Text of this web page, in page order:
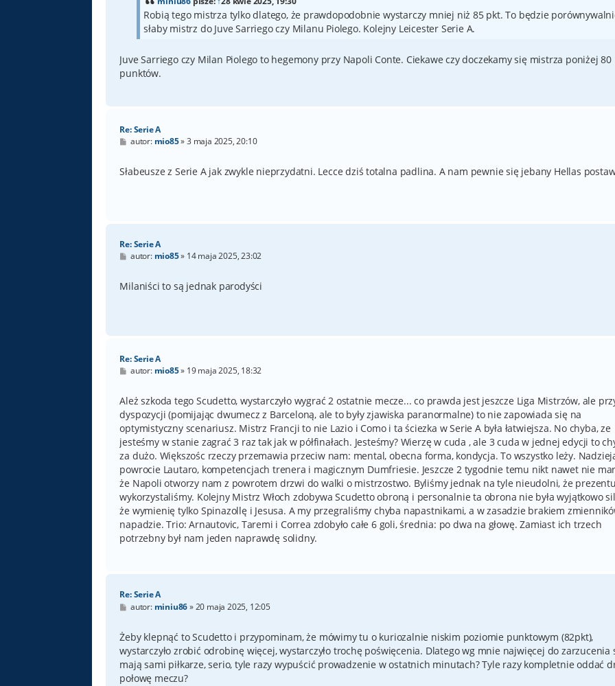
Robią tego mistrza tylko dlatego, że prawdopodobnie wystarczy mniej niż 85 pkt. To będzie
słaby mistrz do Juve Sarriego czy Milanu Piolego. Kolejny Leicester Serie A.
Juve Sarriego czy Milan Piolego to hegemony przy Napoli Conte. Ciekawe czy doczekamy się mistrza poniżej 80
punktów.
Re: Serie A
P
t
autor: mio85»3 maja 2025, 20:10
Słabeusze z Serie A jak zwykle nieprzydatni. Lecce dziś totalna padlina. A nam pewnie się jebany Hellas
Re: Serie A
P
t
autor: mio85» 14 maja 2025, 23:02
Milaniści to są jednak parodyści
Re: Serie A
P
t
autor: mio85» 19 maja 2025, 18:32
Ależ szkoda tego Scudetto, wystarczyło wygrać 2 ostatnie mecze... co prawda jest jeszcze Liga Mistrzów, ale
dyspozycji (pomijając dwumecz z Barceloną, ale to były zjawiska paranormalne) to nie zapowiada się na
optymistyczny scenariusz. Mistrz Francji to nie Lazio i Como i ta ściezka w Serie A była łatwiejsza. No chyba, ze
jesteśmy w stanie zagrać 3 raz tak jak w półfinałach. Jesteśmy? Wierzę w cuda , ale 3 cuda w jednej edycji to
za dużo. Większośc rzeczy przemawia przeciw nam: mental, obecna forma, kondycja. To wszystko leży.
powrocie Lautaro, kompetencjach trenera i magicznym Dumfriesie. Jeszcze 2 tygodnie temu nikt nawet nie
że Napoli otworzy nam z powrotem drzwi do walki o mistrzostwo. Byliśmy jednak na tyle nieudolni, że
wykorzystaliśmy. Kolejny Mistrz Włoch zdobywa Scudetto obroną i personalnie ta obrona nie była wyjątkowo
że wymienię tylko Spinazollę i Jesusa. A my przegraliśmy chyba napastnikami, a w zasadzie brakiem
napadzie. Trio: Arnautovic, Taremi i Correa zdobyło całe 6 goli, średnia: po dwa na głowę. Zamiast ich trzech
potrzebny był nam jeden naprawdę solidny.
Re: Serie A
P
t
autor: miniu86»20 maja 2025, 12:05
Żeby klepnąć to Scudetto i przypominam, że mówimy tu o kuriozalnie niskim poziomie punktowym (82pkt),
wystarczyło zrobić odrobinę więcej, wystarczyło trochę poświęcenia. Dlatego wg mnie najwięcej do zarzucenia
mają sami piłkarze, serio, tyle razy wypuścić prowadzenie w ostatnich minutach? Tyle razy kompletnie oddać
połowę meczu?